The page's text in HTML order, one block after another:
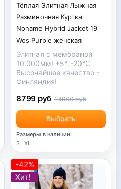
Тёплая Элитная Лыжная
Разминочная Куртка
Noname Hybrid Jacket 19
Wos Purple женская
Элитная с мембраной
10.000мм! +5°..-20°С
Высочайшее качество -
Финляндия!
Выбрать
8799 руб 14900 руб
Размеры в наличии:
S
XL
-42%
Хит!